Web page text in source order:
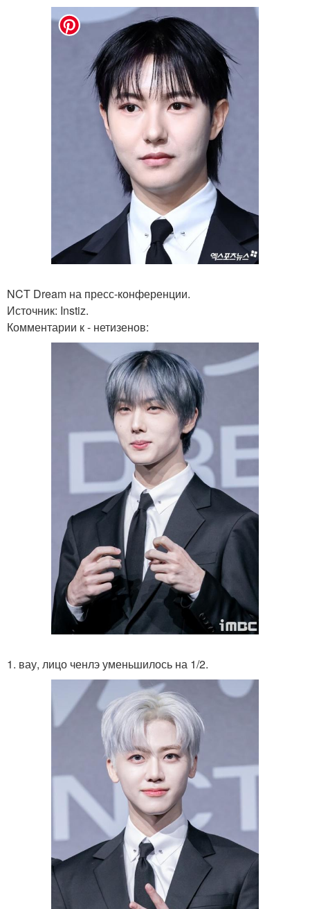
NCT Dream на пресс-конференции.
Источник: Instiz.
Комментарии к - нетизенов:
1. вау, лицо ченлэ уменьшилось на 1/2.